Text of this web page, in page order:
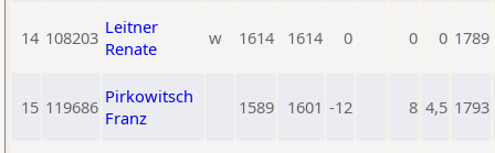
14 108203 Leitner
Renate
w 1614 1614 0 0 0 1789
15 119686 Pirkowitsch
Franz
1589 1601 -12 8 4,5 1793